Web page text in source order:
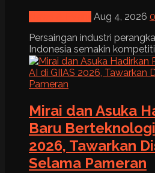
Aug 4, 2026 0
Persaingan industri
Indonesia semakin
Mirai dan Asuka
Baru
2026, Tawarkan
Selama Pameran